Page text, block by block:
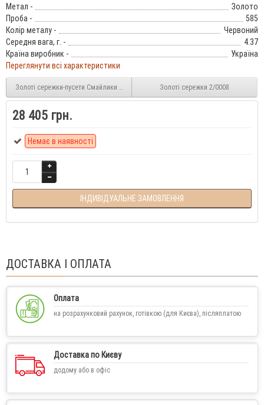
Метал -
Золото
Проба -
585
Колір металу -
Червоний
Середня вага, г. -
4.37
Країна виробник -
Україна
Переглянути всі характеристики
Золоті сережки-пусети Смайлики з фіанітами 2/1031Золоті сережки 2/0008
28 405 грн.
Немає в наявності
ІНДИВІДУАЛЬНЕ ЗАМОВЛЕННЯ
ДОСТАВКА І ОПЛАТА
Оплата
на розрахунковий рахунок, готівкою (для Києва), післяплатою
Доставка по Києву
додому або в офіс